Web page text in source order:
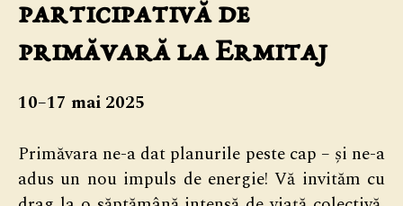
participativă de
primăvară la Ermitaj
10–17 mai 2025
Primăvara ne-a dat planurile peste cap – și ne-a
adus un nou impuls de energie! Vă invităm cu